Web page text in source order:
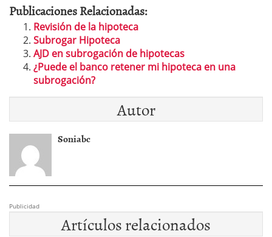
Publicaciones Relacionadas:
Revisión de la hipoteca
Subrogar Hipoteca
AJD en subrogación de hipotecas
¿Puede el banco retener mi hipoteca en una
subrogación?
Autor
Soniabc
Publicidad
Artículos relacionados